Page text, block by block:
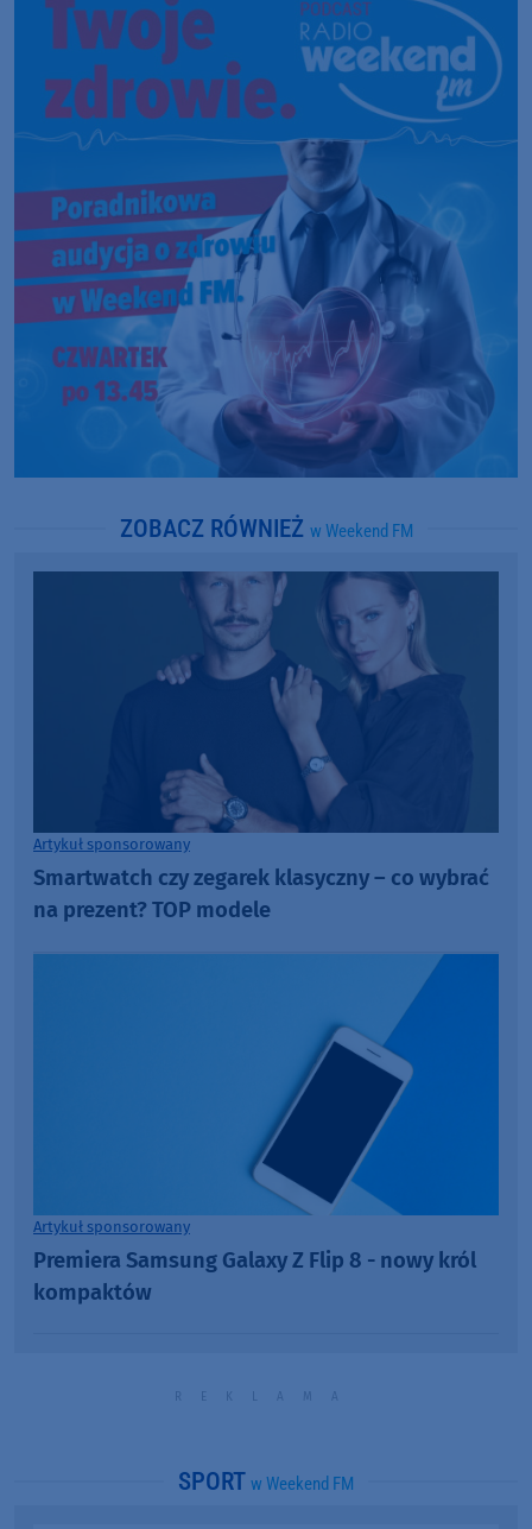
ZOBACZ RÓWNIEŻ w Weekend FM
Artykuł sponsorowany
Smartwatch czy zegarek klasyczny – co wybrać
na prezent? TOP modele
Artykuł sponsorowany
Premiera Samsung Galaxy Z Flip 8 - nowy król
kompaktów
SPORT w Weekend FM